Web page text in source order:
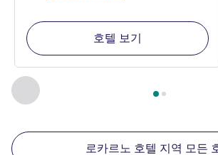
이전 - 주변에 있는 다른 시설
2/ 페이지 , 주변에 있는 다른 시설 1 :,
호텔 보기
로카르노 호텔 지역 모든